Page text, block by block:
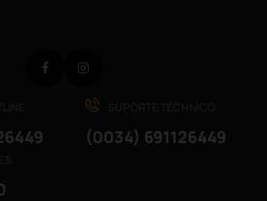
(0034) 691126449
Facebook